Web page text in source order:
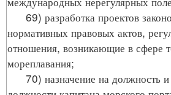
69) разработка проектов
нормативных правовых актов,
отношения, возникающие в сфере
мореплавания;
70) назначение на должность и